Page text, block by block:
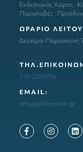
Εκθεσιακός Χώρος :
Παραλαβές :
ΩΡΑΡΙΟ
Δευτέρα-Παρασκευή
210-2206956
ΕΜΑΙL:
info@grillmarket.gr